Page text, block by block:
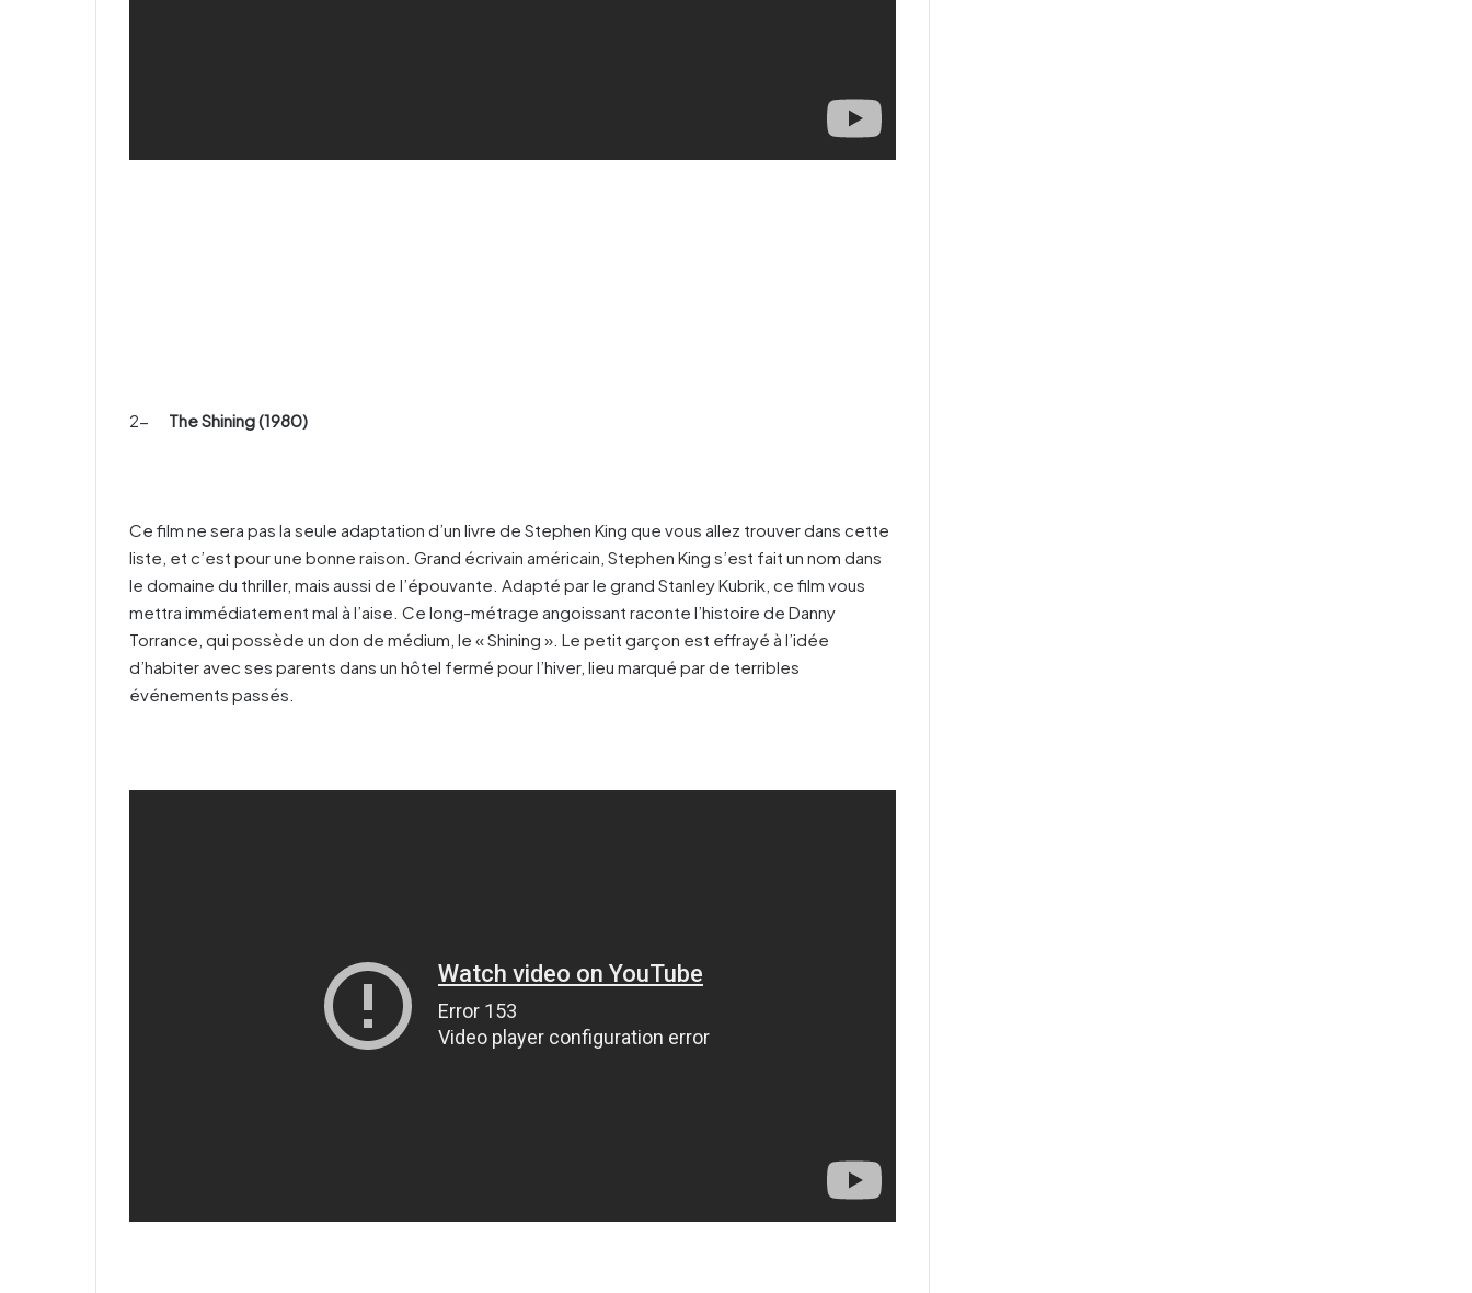
2- The Shining (1980)
Ce film ne sera pas la seule adaptation d’un livre de Stephen King que vous allez trouver dans cette
liste, et c’est pour une bonne raison. Grand écrivain américain, Stephen King s’est fait un nom dans
le domaine du thriller, mais aussi de l’épouvante. Adapté par le grand Stanley Kubrik, ce film vous
mettra immédiatement mal à l’aise. Ce long-métrage angoissant raconte l’histoire de Danny
Torrance, qui possède un don de médium, le « Shining ». Le petit garçon est effrayé à l’idée
d’habiter avec ses parents dans un hôtel fermé pour l’hiver, lieu marqué par de terribles
événements passés.